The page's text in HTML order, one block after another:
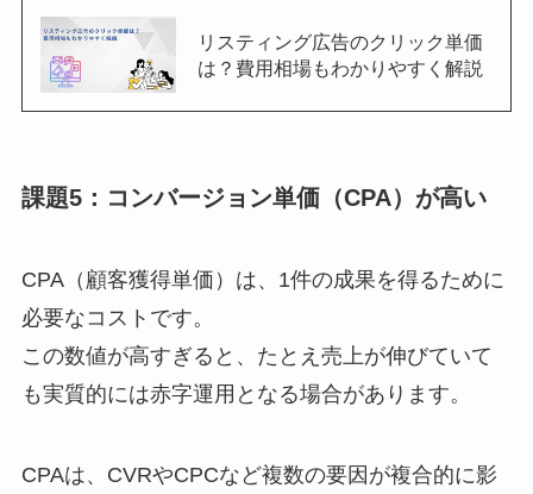
リスティング広告のクリック単価
は？費用相場もわかりやすく解説
課題5：コンバージョン単価（CPA）が高い
CPA（顧客獲得単価）は、1件の成果を得るために
必要なコストです。
この数値が高すぎると、たとえ売上が伸びていて
も実質的には赤字運用となる場合があります。
CPAは、CVRやCPCなど複数の要因が複合的に影